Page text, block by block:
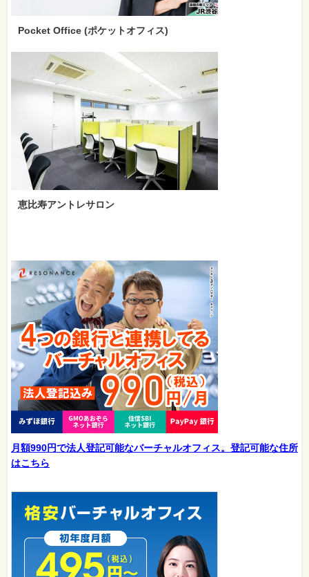
Pocket Office (ポケットオフィス)
恵比寿アントレサロン
月額990円で法人登記可能なバーチャルオフィス。登記可能な住所
はこちら